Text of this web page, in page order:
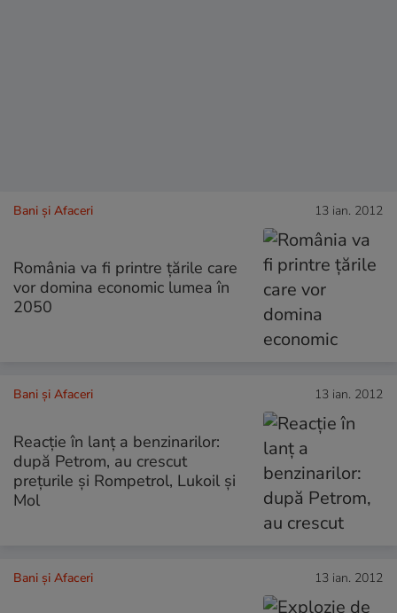
Bani și Afaceri 13 ian. 2012
România va fi printre ţările care
vor domina economic lumea în
2050
Bani și Afaceri 13 ian. 2012
Reacţie în lanţ a benzinarilor:
după Petrom, au crescut
preţurile şi Rompetrol, Lukoil şi
Mol
Bani și Afaceri 13 ian. 2012